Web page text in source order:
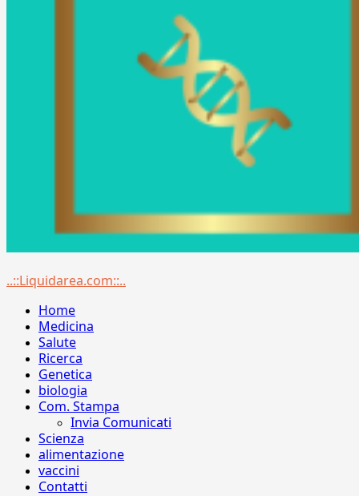
Menu
..::Liquidarea.com::..
Home
Medicina
Salute
Ricerca
Genetica
biologia
Com. Stampa
Invia Comunicati
Scienza
alimentazione
vaccini
Contatti